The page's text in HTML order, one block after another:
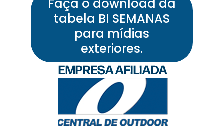
Faça o download da
tabela BI SEMANAS
para mídias
exteriores.